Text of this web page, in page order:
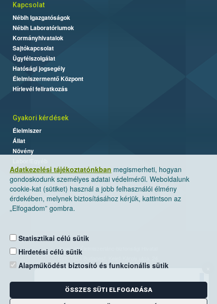
Adatkezelési tájékoztatónkban megismerheti, hogyan
gondoskodunk személyes adatai védelméről. Weboldalunk
cookie-kat (sütiket) használ a jobb felhasználói élmény
érdekében, melynek biztosításához kérjük, kattintson az
„Elfogadom” gombra.
Statisztikai célú sütik
Hirdetési célú sütik
Alapműködést biztosító és funkcionális sütik
ÖSSZES SÜTI ELFOGADÁSA
Kapcsolat
Nébih Igazgatóságok
Nébih Laboratóriumok
Kormányhivatalok
Sajtókapcsolat
Ügyfélszolgálat
Hatósági jogsegély
Élelmiszermentő Központ
Hírlevél feliratkozás
Gyakori kérdések
Élelmiszer
Állat
Növény
Nemzeti Élelmiszerlánc-biztonsági Hivatal
Levelezési cím: 1525 Budapest. Pf. 30.
E-mail:ugyfelszolgalat@nebih.gov.hu